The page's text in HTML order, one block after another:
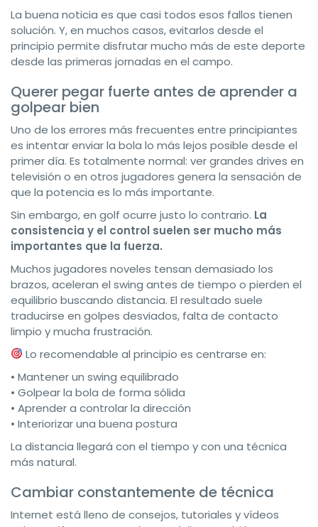
La buena noticia es que casi todos esos fallos tienen
solución. Y, en muchos casos, evitarlos desde el
principio permite disfrutar mucho más de este deporte
desde las primeras jornadas en el campo.
Querer pegar fuerte antes de aprender a
golpear bien
Uno de los errores más frecuentes entre principiantes
es intentar enviar la bola lo más lejos posible desde el
primer día. Es totalmente normal: ver grandes drives en
televisión o en otros jugadores genera la sensación de
que la potencia es lo más importante.
Sin embargo, en golf ocurre justo lo contrario. La
consistencia y el control suelen ser mucho más
importantes que la fuerza.
Muchos jugadores noveles tensan demasiado los
brazos, aceleran el swing antes de tiempo o pierden el
equilibrio buscando distancia. El resultado suele
traducirse en golpes desviados, falta de contacto
limpio y mucha frustración.
Lo recomendable al principio es centrarse en:
• Mantener un swing equilibrado
• Golpear la bola de forma sólida
• Aprender a controlar la dirección
• Interiorizar una buena postura
La distancia llegará con el tiempo y con una técnica
más natural.
Cambiar constantemente de técnica
Internet está lleno de consejos, tutoriales y vídeos